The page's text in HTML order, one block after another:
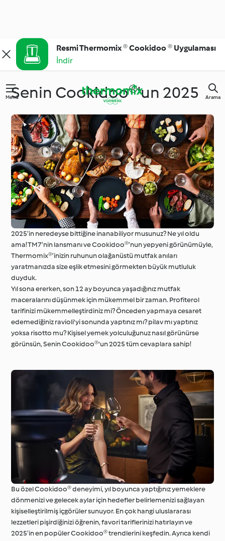
Resmi Thermomix ® Cookidoo ® Uygulaması
İndir
Menü Arama
Senin Cookidoo®'un 2025
2025’in neredeyse bittiğine inanabiliyor musunuz? Ne yıl oldu
ama! TM7’nin lansmanı ve Cookidoo®’nun yepyeni görünümüyle,
Thermomix®’inizin ruhunun olağanüstü mutfak anıları
yaratmanızda size eşlik etmesini görmekten büyük mutluluk
duyduk.
Yıl sona ererken, son 12 ay boyunca yaşadığınız mutfak
maceralarını düşünmek için mükemmel bir zaman. Profiterol
tarifinizi mükemmelleştirdiniz mi? Önceden yapmaya cesaret
edemediğiniz ravioli'yi sonunda yaptınız mı? pilav mı yaptınız
yoksa risotto mu? Kişisel yemek yolculuğunuz nasıl görünürse
görünsün, Senin Cookidoo®'un 2025 tüm cevaplara sahip!
Bu özel Cookidoo® deneyimi, yıl boyunca yaptığınız yemeklere
dönmenizi ve gelecek aylar için hedefler belirlemenizi sağlayan
kişiselleştirilmiş içgörüler sunuyor. En çok hangi uluslararası
lezzetleri pişirdiğinizi öğrenin, favori tariflerinizi hatırlayın ve
2025’in en popüler Cookidoo® trendlerini keşfedin. Ayrıca kendi